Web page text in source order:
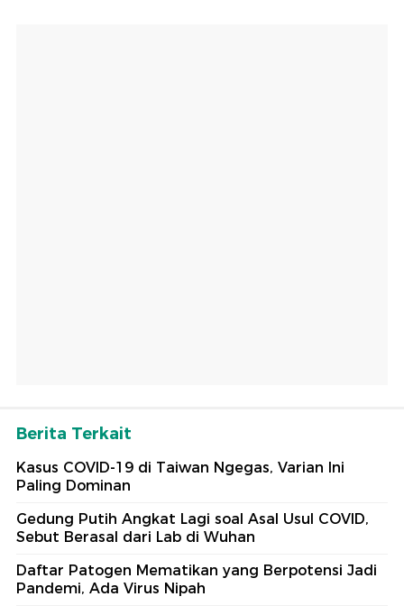
Berita Terkait
Kasus COVID-19 di Taiwan Ngegas, Varian Ini
Paling Dominan
Gedung Putih Angkat Lagi soal Asal Usul COVID,
Sebut Berasal dari Lab di Wuhan
Daftar Patogen Mematikan yang Berpotensi Jadi
Pandemi, Ada Virus Nipah